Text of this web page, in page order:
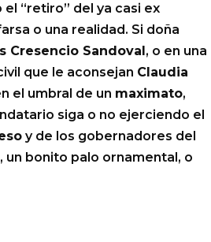
“retiro” del ya casi ex
o una realidad. Si doña
Cresencio Sandoval , o en una
que le aconsejan Claudia
el umbral de un maximato,
siga o no ejerciendo el
y de los gobernadores del
un bonito palo ornamental, o